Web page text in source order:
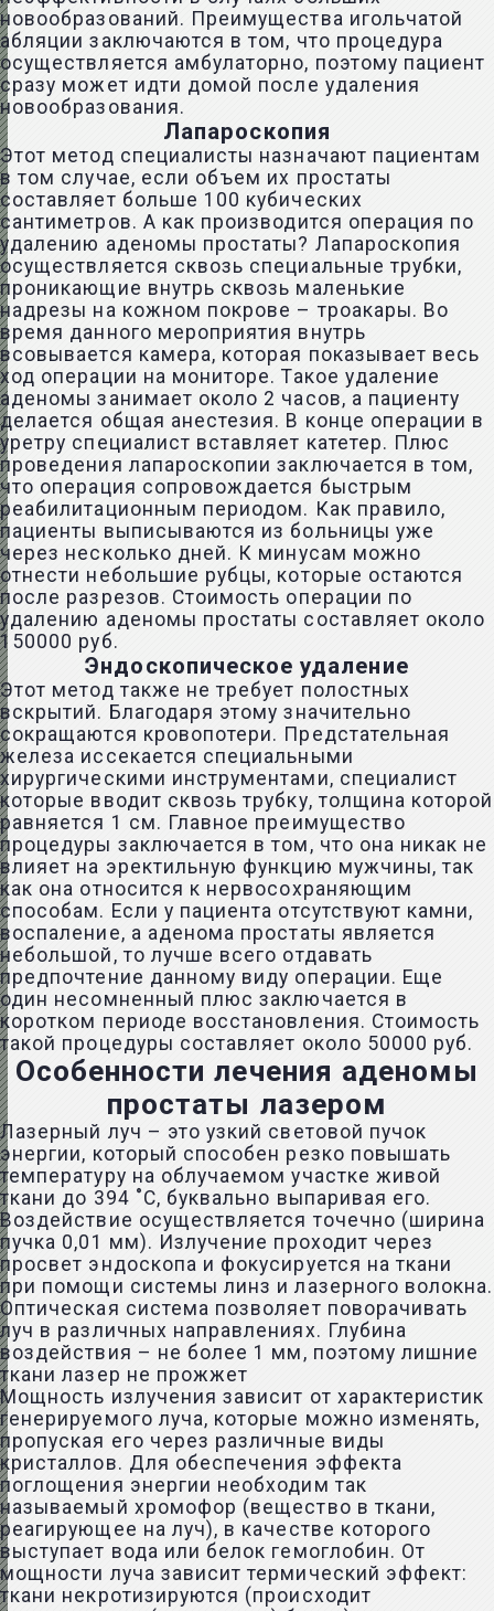
новообразований. Преимущества игольчатой
абляции заключаются в том, что процедура
осуществляется амбулаторно, поэтому пациент
сразу может идти домой после удаления
новообразования.
Лапароскопия
Этот метод специалисты назначают пациентам
в том случае, если объем их простаты
составляет больше 100 кубических
сантиметров. А как производится операция по
удалению аденомы простаты? Лапароскопия
осуществляется сквозь специальные трубки,
проникающие внутрь сквозь маленькие
надрезы на кожном покрове – троакары. Во
время данного мероприятия внутрь
всовывается камера, которая показывает весь
ход операции на мониторе. Такое удаление
аденомы занимает около 2 часов, а пациенту
делается общая анестезия. В конце операции в
уретру специалист вставляет катетер. Плюс
проведения лапароскопии заключается в том,
что операция сопровождается быстрым
реабилитационным периодом. Как правило,
пациенты выписываются из больницы уже
через несколько дней. К минусам можно
отнести небольшие рубцы, которые остаются
после разрезов. Стоимость операции по
удалению аденомы простаты составляет около
150000 руб.
Эндоскопическое удаление
Этот метод также не требует полостных
вскрытий. Благодаря этому значительно
сокращаются кровопотери. Предстательная
железа иссекается специальными
хирургическими инструментами, специалист
которые вводит сквозь трубку, толщина которой
равняется 1 см. Главное преимущество
процедуры заключается в том, что она никак не
влияет на эректильную функцию мужчины, так
как она относится к нервосохраняющим
способам. Если у пациента отсутствуют камни,
воспаление, а аденома простаты является
небольшой, то лучше всего отдавать
предпочтение данному виду операции. Еще
один несомненный плюс заключается в
коротком периоде восстановления. Стоимость
такой процедуры составляет около 50000 руб.
Особенности лечения аденомы
простаты лазером
Лазерный луч – это узкий световой пучок
энергии, который способен резко повышать
температуру на облучаемом участке живой
ткани до 394 ˚C, буквально выпаривая его.
Воздействие осуществляется точечно (ширина
пучка 0,01 мм). Излучение проходит через
просвет эндоскопа и фокусируется на ткани
при помощи системы линз и лазерного волокна.
Оптическая система позволяет поворачивать
луч в различных направлениях. Глубина
воздействия – не более 1 мм, поэтому лишние
ткани лазер не прожжет
Мощность излучения зависит от характеристик
генерируемого луча, которые можно изменять,
пропуская его через различные виды
кристаллов. Для обеспечения эффекта
поглощения энергии необходим так
называемый хромофор (вещество в ткани,
реагирующее на луч), в качестве которого
выступает вода или белок гемоглобин. От
мощности луча зависит термический эффект:
ткани некротизируются (происходит